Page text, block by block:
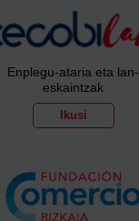
Enplegu-ataria eta lan-
eskaintzak
Ikusi